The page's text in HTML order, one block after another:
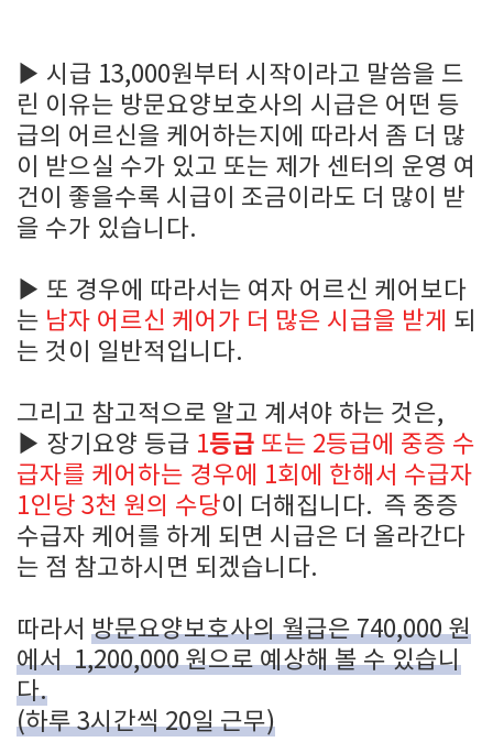
▶ 시급 13,000원부터 시작이라고 말씀을 드
린 이유는 방문요양보호사의 시급은 어떤 등
급의 어르신을 케어하는지에 따라서 좀 더 많
이 받으실 수가 있고 또는 제가 센터의 운영 여
건이 좋을수록 시급이 조금이라도 더 많이 받
을 수가 있습니다.
▶ 또 경우에 따라서는 여자 어르신 케어보다
는 남자 어르신 케어가 더 많은 시급을 받게 되
는 것이 일반적입니다.
그리고 참고적으로 알고 계셔야 하는 것은,
▶ 장기요양 등급 1등급 또는 2등급에 중증 수
급자를 케어하는 경우에 1회에 한해서 수급자
1인당 3천 원의 수당이 더해집니다. 즉 중증
수급자 케어를 하게 되면 시급은 더 올라간다
는 점 참고하시면 되겠습니다.
따라서 방문요양보호사의 월급은 740,000 원
에서 1,200,000 원으로 예상해 볼 수 있습니
다.
(하루 3시간씩 20일 근무)